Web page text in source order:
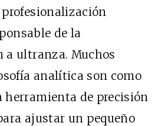
profesionalización
de la
a ultranza. Muchos
analítica son como
herramienta de precisión
ajustar un pequeño